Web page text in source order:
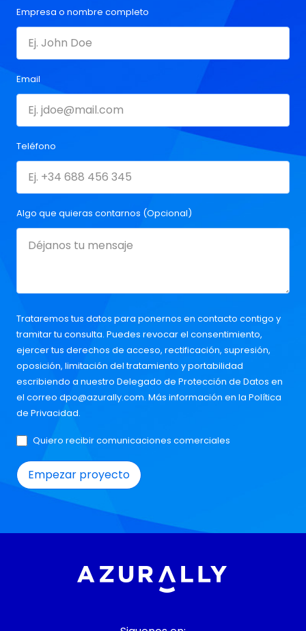
Empresa o nombre completo
Email
Teléfono
Algo que quieras contarnos (Opcional)
Trataremos tus datos para ponernos en contacto contigo y
tramitar tu consulta. Puedes revocar el consentimiento,
ejercer tus derechos de acceso, rectificación, supresión,
oposición, limitación del tratamiento y portabilidad
escribiendo a nuestro Delegado de Protección de Datos en
el correo dpo@azurally.com. Más información en la Política
de Privacidad.
Quiero recibir comunicaciones comerciales